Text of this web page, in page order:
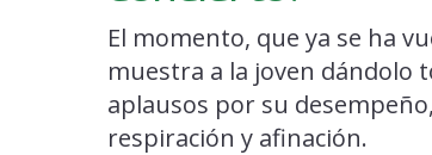
El momento, que ya se ha
muestra a la joven dándolo
aplausos por su
respiración y afinación.